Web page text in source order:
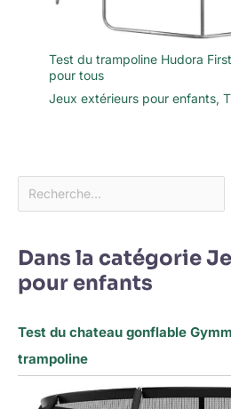
Test du trampoline Hudora
pour tous
Jeux extérieurs pour enfants,
Dans la catégorie
pour enfants
Test du chateau gonflable
trampoline